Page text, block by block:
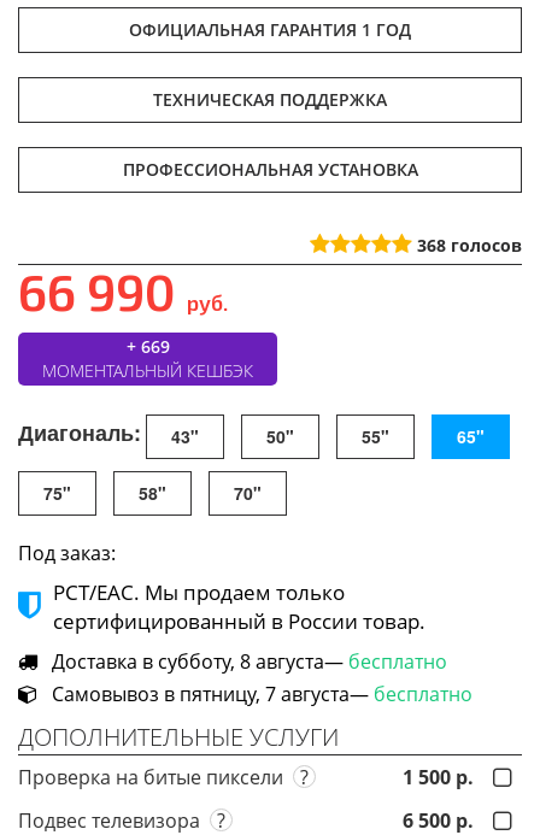
ОФИЦИАЛЬНАЯ ГАРАНТИЯ 1 ГОД
ТЕХНИЧЕСКАЯ ПОДДЕРЖКА
ПРОФЕССИОНАЛЬНАЯ УСТАНОВКА
368 голосов
66 990 руб.
+ 669
МОМЕНТАЛЬНЫЙ КЕШБЭК
Диагональ: 43" 50" 55" 65"
75" 58" 70"
Под заказ:
РСТ/ЕАС. Мы продаем только
сертифицированный в России товар.
Доставка в субботу, 8 августа— бесплатно
Самовывоз в пятницу, 7 августа— бесплатно
ДОПОЛНИТЕЛЬНЫЕ УСЛУГИ
Проверка на битые пиксели ?
1 500 р.
Подвес телевизора
?
6 500 р.